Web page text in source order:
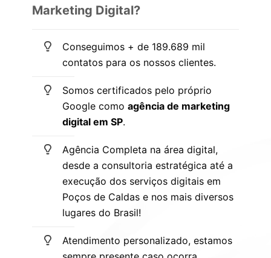
Marketing Digital?
Conseguimos + de 189.689 mil
contatos para os nossos clientes.
Somos certificados pelo próprio
Google como agência de marketing
digital em SP.
Agência Completa na área digital,
desde a consultoria estratégica até a
execução dos serviços digitais em
Poços de Caldas e nos mais diversos
lugares do Brasil!
Atendimento personalizado, estamos